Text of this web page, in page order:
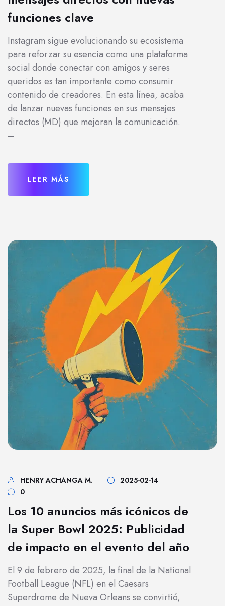
funciones clave
Instagram sigue evolucionando su ecosistema
para reforzar su esencia como una plataforma
social donde conectar con amigos y seres
queridos es tan importante como consumir
contenido de creadores. En esta línea, acaba
de lanzar nuevas funciones en sus mensajes
directos (MD) que mejoran la comunicación.
–
LEER MÁS
HENRY ACHANGA M.
2025-02-14
0
Los 10 anuncios más icónicos de
la Super Bowl 2025: Publicidad
de impacto en el evento del año
El 9 de febrero de 2025, la final de la National
Football League (NFL) en el Caesars
Superdrome de Nueva Orleans se convirtió,